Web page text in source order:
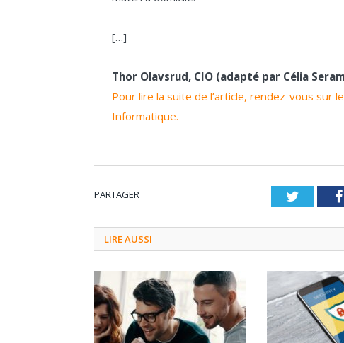
[…]
Thor Olavsrud, CIO (adapté par Célia
Pour lire la suite de l’article, rendez-vous
Informatique.
PARTAGER Twitter
LIRE AUSSI